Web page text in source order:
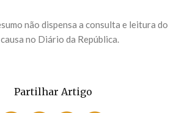
não dispensa a consulta e leitura do
no Diário da República.
Partilhar Artigo